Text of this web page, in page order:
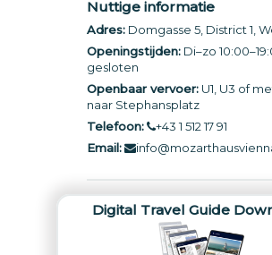
Nuttige informatie
Adres:Domgasse 5, District 1,
Openingstijden:Di–zo
gesloten
Openbaar vervoer:U1, U3 of
naar Stephansplatz
Telefoon:
+43 1 512 17 91
Email:
Digital Travel Guide